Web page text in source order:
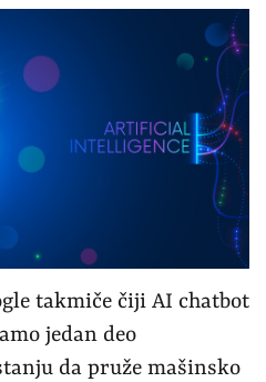
takmiče čiji AI chatbot
jedan deo
da pruže mašinsko